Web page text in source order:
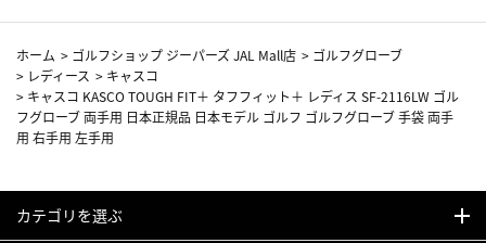
ホーム > ゴルフショップ ジーパーズ JAL Mall店 > ゴルフグローブ
> レディース > キャスコ
> キャスコ KASCO TOUGH FIT＋ タフフィット＋ レディス SF-2116LW ゴル
フグローブ 両手用 日本正規品 日本モデル ゴルフ ゴルフグローブ 手袋 両手
用 右手用 左手用
カテゴリを選ぶ